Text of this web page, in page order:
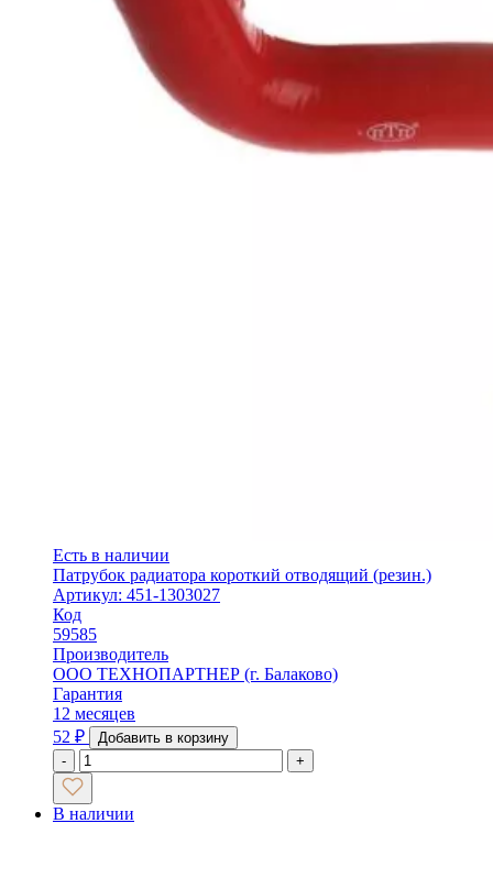
Есть в наличии
Патрубок радиатора короткий отводящий (резин.)
Артикул: 451-1303027
Код
59585
Производитель
ООО ТЕХНОПАРТНЕР (г. Балаково)
Гарантия
12 месяцев
52 ₽
Добавить в корзину
-
+
В наличии